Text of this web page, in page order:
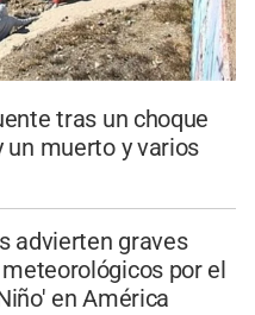
tras un choque
un muerto y varios
advierten graves
por el
en América